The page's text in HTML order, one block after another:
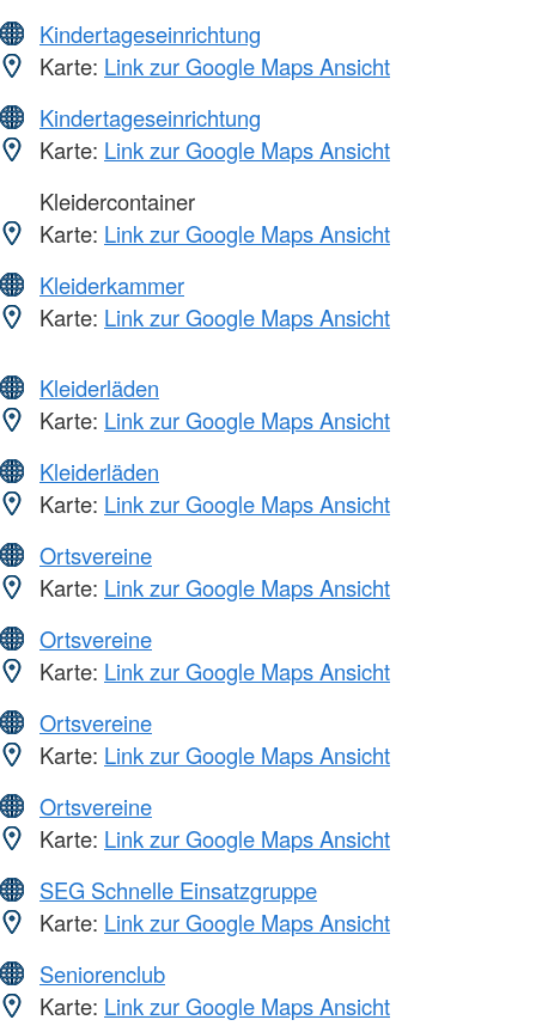
Kindertageseinrichtung
Karte: Link zur Google Maps Ansicht
Kindertageseinrichtung
Karte: Link zur Google Maps Ansicht
Kleidercontainer
Karte: Link zur Google Maps Ansicht
Kleiderkammer
Karte: Link zur Google Maps Ansicht
Kleiderläden
Karte: Link zur Google Maps Ansicht
Kleiderläden
Karte: Link zur Google Maps Ansicht
Ortsvereine
Karte: Link zur Google Maps Ansicht
Ortsvereine
Karte: Link zur Google Maps Ansicht
Ortsvereine
Karte: Link zur Google Maps Ansicht
Ortsvereine
Karte: Link zur Google Maps Ansicht
SEG Schnelle Einsatzgruppe
Karte: Link zur Google Maps Ansicht
Seniorenclub
Karte: Link zur Google Maps Ansicht